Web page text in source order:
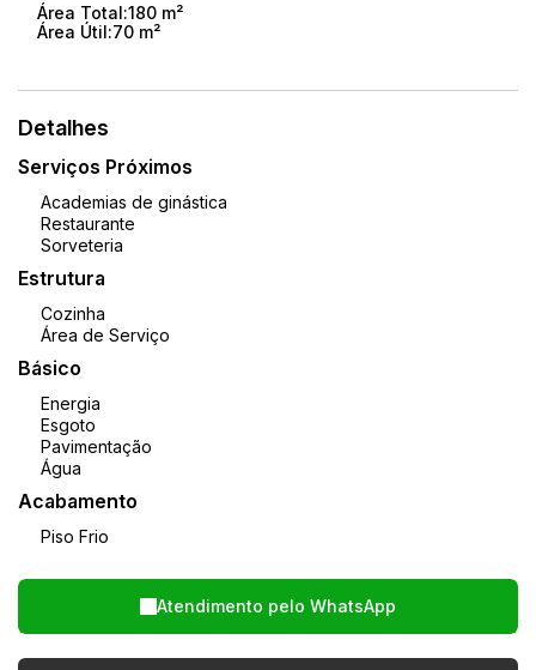
Área Total:180 m²
Área Útil:70 m²
Detalhes
Serviços Próximos
Academias de ginástica
Restaurante
Sorveteria
Estrutura
Cozinha
Área de Serviço
Básico
Energia
Esgoto
Pavimentação
Água
Acabamento
Piso Frio
Atendimento pelo WhatsApp